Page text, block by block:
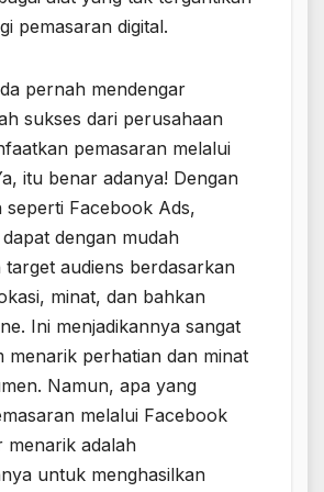
pemasaran digital.
pernah mendengar
sukses dari perusahaan
pemasaran melalui
itu benar adanya! Dengan
seperti Facebook Ads,
dengan mudah
target audiens berdasarkan
minat, dan bahkan
Ini menjadikannya sangat
menarik perhatian dan minat
Namun, apa yang
melalui Facebook
menarik adalah
untuk menghasilkan